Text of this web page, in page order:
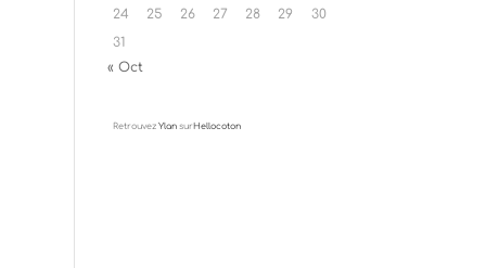
24
25 26 27 28 29
30
31
« Oct
Retrouvez Ylansur Hellocoton